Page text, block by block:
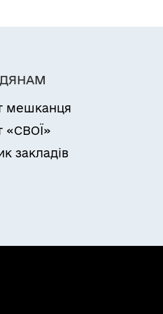
мешканця
«СВОЇ»
закладів